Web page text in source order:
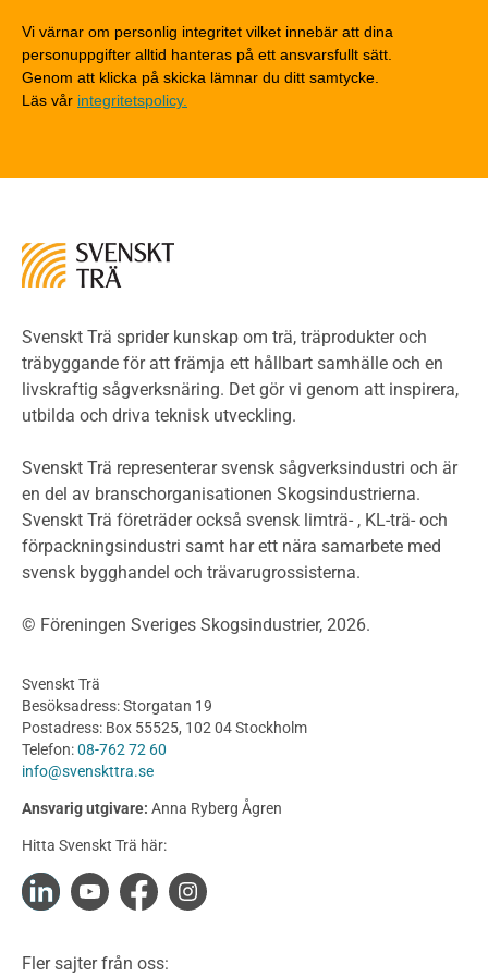
Detaljlösningar
Träytors brandegenskaper
Tekniska byten med sprinkler
Riskvärdering i flervåningsbostadshus
Miljöeffekter
LCA
Miljödeklarationer och märkning
Termer och förkortningar
Planering
Klimatkalkylator hallar
Projektering av trähus - generellt
Byggsystem
Fasadsystem i skivmaterial
Bullerskärmar och andra utomhuskonstruktioner
Byggnation och utförande
Utförande
Produkter
Konstruktionsvirke
Konstruktionsvirke Behandlat
Konstruktionsvirke Fingerskarvat
Konstruktionsvirke Fingerskarvat Obehandlat
Limträ
Fanerträ
Vi värnar om personlig integritet vilket innebär att dina
personuppgifter alltid hanteras på ett ansvarsfullt sätt.
Genom att klicka på skicka lämnar du ditt samtycke.
Läs vår integritetspolicy.
Svenskt Trä sprider kunskap om trä, träprodukter och
träbyggande för att främja ett hållbart samhälle och en
livskraftig sågverksnäring. Det gör vi genom att inspirera,
utbilda och driva teknisk utveckling.
Svenskt Trä representerar svensk sågverksindustri och är
en del av branschorganisationen Skogsindustrierna.
Svenskt Trä företräder också svensk limträ- , KL-trä- och
förpackningsindustri samt har ett nära samarbete med
svensk bygghandel och trävarugrossisterna.
© Föreningen Sveriges Skogsindustrier, 2026.
Svenskt Trä
Besöksadress: Storgatan 19
Postadress: Box 55525, 102 04 Stockholm
Telefon:08-762 72 60
info@svenskttra.se
Ansvarig utgivare: Anna Ryberg Ågren
Hitta Svenskt Trä här:
Fler sajter från oss: